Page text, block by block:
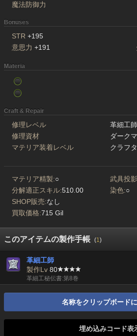
魔法防御力
Bonuses
STR +195
意思力 +191
Materia
Craft & Repair
修理レベル
革細工
修理資材
ダーク
マテリア装着レベル
クラフ
マテリア精製:○ 武具投
分解適正スキル:510.00 染色:○
SHOP販売:なし
買取価格:715 Gil
このアイテムの製作手帳 (1)
革細工師
製作Lv 80
革細工秘伝書:第8巻
名称をクリップボード
埋め込みコード表